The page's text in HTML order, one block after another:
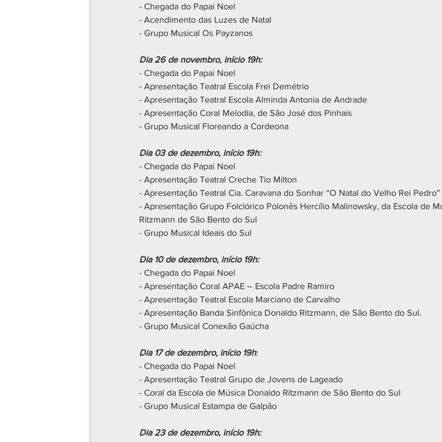
- Chegada do Papai Noel
- Acendimento das Luzes de Natal
- Grupo Musical Os Payzanos
Dia 26 de novembro, início 19h:
- Chegada do Papai Noel
- Apresentação Teatral Escola Frei Demétrio
- Apresentação Teatral Escola Alminda Antonia de Andrade
- Apresentação Coral Melodia, de São José dos Pinhais
- Grupo Musical Floreando a Cordeona
Dia 03 de dezembro, início 19h:
- Chegada do Papai Noel
- Apresentação Teatral Creche Tio Milton
- Apresentação Teatral Cia. Caravana do Sonhar “O Natal do Velho Rei Pedro”
- Apresentação Grupo Folclórico Polonês Hercílio Malinowsky, da Escola de
Ritzmann de São Bento do Sul
- Grupo Musical Ideais do Sul
Dia 10 de dezembro, início 19h:
- Chegada do Papai Noel
- Apresentação Coral APAE – Escola Padre Ramiro
- Apresentação Teatral Escola Marciano de Carvalho
- Apresentação Banda Sinfônica Donaldo Ritzmann, de São Bento do Sul.
- Grupo Musical Conexão Gaúcha
Dia 17 de dezembro, início 19h:
- Chegada do Papai Noel
- Apresentação Teatral Grupo de Jovens de Lageado
- Coral da Escola de Música Donaldo Ritzmann de São Bento do Sul
- Grupo Musical Estampa de Galpão
Dia 23 de dezembro, início 19h: